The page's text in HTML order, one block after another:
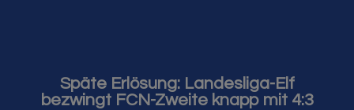
Späte Erlösung: Landesliga-Elf
bezwingt FCN-Zweite knapp mit 4:3